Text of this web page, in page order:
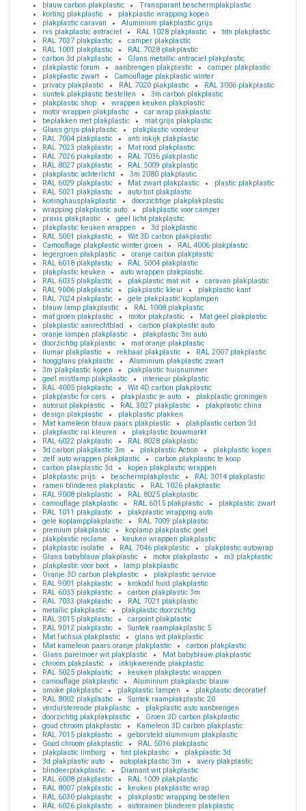
blauw carbon plakplastic
Transparant beschermplakplastic
korting plakplastic
plakplastic wrapping kopen
plakplastic caravan
Aluminium plakplastic grijs
rvs plakplastic antraciet
RAL 1028 plakplastic
titn plakplastic
RAL 7037 plakplastic
camper plakplastic
RAL 1001 plakplastic
RAL 7028 plakplastic
carbon 3d plakplastic
Glans metallic antraciet plakplastic
plakplastic forum
aanbrengen plakplastic
camper plakplastic
plakplastic zwart
Camouflage plakplastic winter
privacy plakplastic
RAL 7020 plakplastic
RAL 3006 plakplastic
suntek plakplastic bestellen
3m carbon plakplastic
plakplastic shop
wrappen keuken plakplastic
motor wrappen plakplastic
car wrap plakplastic
beplakken met plakplastic
mat grijs plakplastic
Glans grijs plakplastic
plakplastic voordeur
RAL 7004 plakplastic
anti inkijk plakplastic
RAL 7023 plakplastic
Mat rood plakplastic
RAL 7026 plakplastic
RAL 7036 plakplastic
RAL 8027 plakplastic
RAL 5009 plakplastic
plakplastic achterlicht
3m 2080 plakplastic
RAL 6029 plakplastic
Mat zwart plakplastic
plastic plakplastic
RAL 5021 plakplastic
auto tint plakplastic
koninghausplakplastic
doorzichtige plakplakplastic
wrapping plakplastic auto
plakplastic voor camper
praxis plakplastic
geel licht plakplastic
plakplastic keuken wrappen
3d plakplastic
RAL 5001 plakplastic
Wit 3D carbon plakplastic
Camouflage plakplastic winter groen
RAL 4006 plakplastic
legergroen plakplastic
oranje carbon plakplastic
RAL 6018 plakplastic
RAL 5004 plakplastic
plakplastic keuken
auto wrappen plakplastic
RAL 6035 plakplastic
plakplastic mat wit
caravan plakplastic
RAL 9006 plakplastic
plakplastic kleur
plakplastic kant
RAL 7024 plakplastic
gele plakplastic koplampen
blauw lamp plakplastic
RAL 1008 plakplastic
mat groen plakplastic
motor plakplastic
Mat geel plakplastic
plakplastic aanrechtblad
carbon plakplastic auto
oranje lampen plakplastic
plakplastic 3m auto
doorzichtig plakplastic
mat oranje plakplastic
llumar plakplastic
rekbaar plakplastic
RAL 2007 plakplastic
hoogglans plakplastic
Aluminium plakplastic zwart
3m plakplastic kopen
plakplastic huisnummer
geel mistlamp plakplastic
interieur plakplastic
RAL 4005 plakplastic
Wit 4D carbon plakplastic
plakplastic for cars
plakplastic je auto
plakplastic groningen
autoruit plakplastic
RAL 3027 plakplastic
plakplastic china
design plakplastic
plakplastic plakken
Mat kameleon blauw paars plakplastic
plakplastic carbon 3d
plakplastic ral kleuren
plakplastic bouwmarkt
RAL 6022 plakplastic
RAL 8028 plakplastic
3d carbon plakplastic 3m
plakplastic Action
plakplastic kopen
zelf auto wrappen plakplastic
carbon plakplastic te koop
carbon plakplastic 3d
kopen plakplastic wrappen
plakplastic prijs
beschermplakplastic
RAL 3014 plakplastic
ramen blinderen plakplastic
RAL 1026 plakplastic
RAL 9008 plakplastic
RAL 8025 plakplastic
camouflage plakplastic
RAL 6015 plakplastic
plakplastic zwart
RAL 1011 plakplastic
plakplastic wrapping auto
gele koplampplakplastic
RAL 7009 plakplastic
premium plakplastic
koplamp plakplastic geel
plakplastic reclame
keuken wrappen plakplastic
plakplastic isolatie
RAL 7046 plakplastic
plakplastic autowrap
Glans babyblauw plakplastic
motor plakplastic
m3 plakplastic
plakplastic voor boot
lamp plakplastic
Oranje 3D carbon plakplastic
plakplastic service
RAL 9001 plakplastic
krokodil huid plakplastic
RAL 6033 plakplastic
carbon plakplastic 3m
RAL 7033 plakplastic
RAL 7021 plakplastic
metallic plakplastic
plakplastic doorzichtig
RAL 3015 plakplastic
carpoint plakplastic
RAL 9012 plakplastic
Suntek raamplakplastic 5
Mat fuchsia plakplastic
glans wit plakplastic
Mat kameleon paars oranje plakplastic
carbon plakplastic
Glans parelmoer wit plakplastic
Mat babyblauw plakplastic
chroom plakplastic
inkijkwerende plakplastic
RAL 5025 plakplastic
keuken plakplastic wrappen
camouflage plakplastic
Aluminium plakplastic blauw
smoke plakplastic
plakplastic lampen
plakplastic decoratief
RAL 8002 plakplastic
Suntek raamplakplastic 20
verduisterende plakplastic
plakplastic auto aanbrengen
doorzichtig plakplakplastic
Groen 3D carbon plakplastic
goud chroom plakplastic
Kameleon 3D carbon plakplastic
RAL 7015 plakplastic
geborsteld aluminium plakplastic
Goud chroom plakplastic
RAL 5016 plakplastic
plakplastic limburg
tint plakplastic
plakplastic 3d
3d plakplastic auto
autoplakplastic 3m
avery plakplastic
blindeerplakplastic
Diamant wit plakplastic
RAL 6008 plakplastic
RAL 1009 plakplastic
RAL 8007 plakplastic
keuken plakplastic wrap
RAL 6030 plakplastic
plakplastic wrapping bestellen
RAL 6026 plakplastic
autoramen blinderen plakplastic